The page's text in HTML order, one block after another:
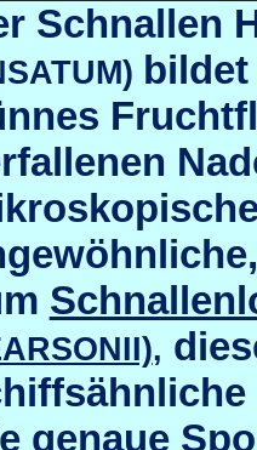
Schnallen
,
genaue